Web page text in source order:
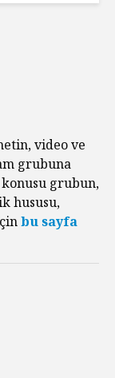
video ve
grubuna
grubun,
hususu,
bu sayfa